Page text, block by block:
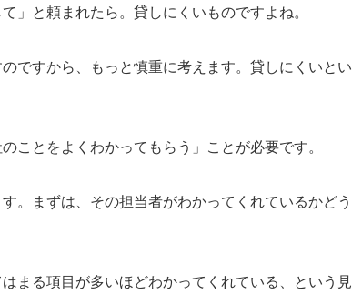
」と頼まれたら。貸しにくいものですよね。
ですから、もっと慎重に考えます。貸しにくいとい
ことをよくわかってもらう」ことが必要です。
。まずは、その担当者がわかってくれているかどう
まる項目が多いほどわかってくれている、という見